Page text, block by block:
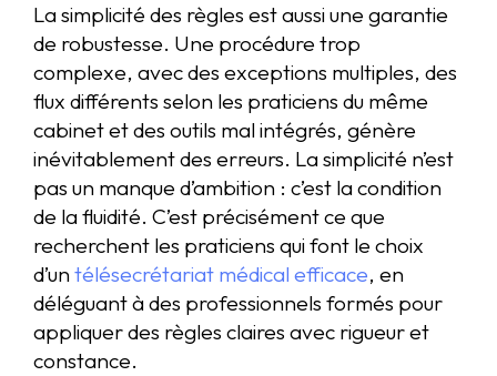
La simplicité des règles est aussi une garantie
de robustesse. Une procédure trop
complexe, avec des exceptions multiples, des
flux différents selon les praticiens du même
cabinet et des outils mal intégrés, génère
inévitablement des erreurs. La simplicité n’est
pas un manque d’ambition : c’est la condition
de la fluidité. C’est précisément ce que
recherchent les praticiens qui font le choix
d’untélésecrétariat médical efficace, en
déléguant à des professionnels formés pour
appliquer des règles claires avec rigueur et
constance.